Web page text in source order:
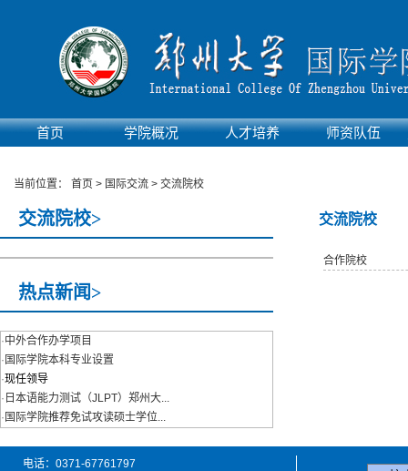
首页 学院概况 人才培养 师资队伍
当前位置： 首页 > 国际交流 > 交流院校
交流院校>
热点新闻>
·中外合作办学项目
· 国际学院本科专业设置
·现任领导
· 日本语能力测试（JLPT）郑州大...
· 国际学院推荐免试攻读硕士学位...
交流院校
合作院校
电话：0371-67761797